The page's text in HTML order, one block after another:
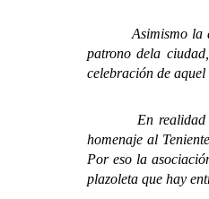
Asimismo la
patrono dela
celebración de
En realidad esta
homenaje al
Por eso la
plazoleta que hay